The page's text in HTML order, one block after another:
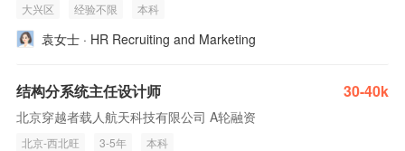
大兴区 经验不限 本科
袁女士 · HR Recruiting and Marketing
结构分系统主任设计师 30-40k
北京穿越者载人航天科技有限公司 A轮融资
北京-西北旺 3-5年 本科